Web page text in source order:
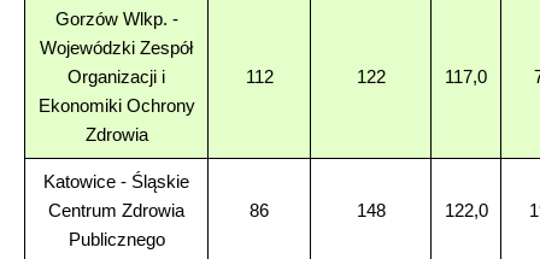
Gorzów Wlkp. -
Wojewódzki Zespół
Organizacji i
Ekonomiki Ochrony
Zdrowia
112 122 117,0
Katowice - Śląskie
Centrum Zdrowia
Publicznego
86 148 122,0